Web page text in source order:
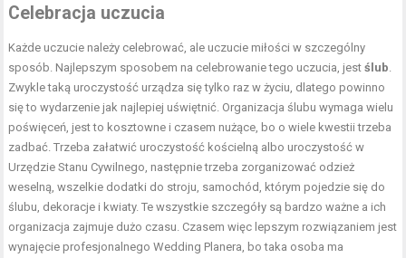
Celebracja uczucia
Każde uczucie należy celebrować, ale uczucie miłości w szczególny
sposób. Najlepszym sposobem na celebrowanie tego uczucia, jestślub
Zwykle taką uroczystość urządza się tylko raz w życiu, dlatego powinno
się to wydarzenie jak najlepiej uświętnić. Organizacja ślubu wymaga wielu
poświęceń, jest to kosztowne i czasem nużące, bo o wiele kwestii trzeba
zadbać. Trzeba załatwić uroczystość kościelną albo uroczystość w
Urzędzie Stanu Cywilnego, następnie trzeba zorganizować odzież
weselną, wszelkie dodatki do stroju, samochód, którym pojedzie się do
ślubu, dekoracje i kwiaty. Te wszystkie szczegóły są bardzo ważne a ich
organizacja zajmuje dużo czasu. Czasem więc lepszym rozwiązaniem jest
wynajęcie profesjonalnego Wedding Planera, bo taka osoba ma